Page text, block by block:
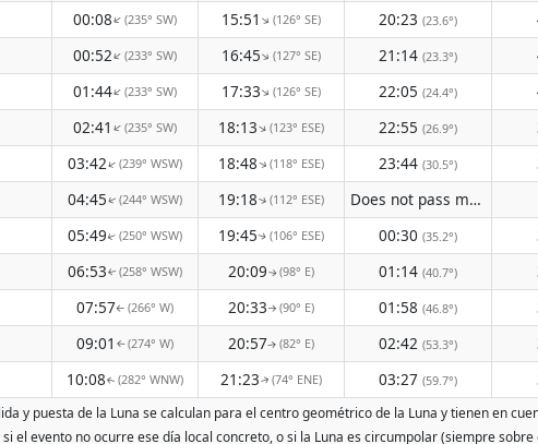
00:08↑(235° SW) 15:51↑(126° SE) 20:23 (23.6°)
00:52↑(233° SW) 16:45↑(127° SE) 21:14 (23.3°)
01:44↑(233° SW) 17:33↑(126° SE) 22:05 (24.4°)
02:41↑(235° SW) 18:13↑(123° ESE) 22:55 (26.9°)
03:42↑(239° WSW) 18:48↑(118° ESE) 23:44 (30.5°)
04:45↑(244° WSW) 19:18↑(112° ESE) Does not pass meridian
05:49↑(250° WSW) 19:45↑(106° ESE) 00:30 (35.2°)
06:53↑(258° WSW) 20:09↑(98° E) 01:14 (40.7°)
07:57↑(266° W) 20:33↑ (90° E) 01:58 (46.8°)
09:01 ↑(274° W) 20:57↑(82° E) 02:42 (53.3°)
10:08↑(282° WNW) 21:23↑(74° ENE) 03:27 (59.7°)
y puesta de la Luna se calculan para el centro geométrico de la Luna y tienen en
el evento no ocurre ese día local concreto, o si la Luna es circumpolar (siempre